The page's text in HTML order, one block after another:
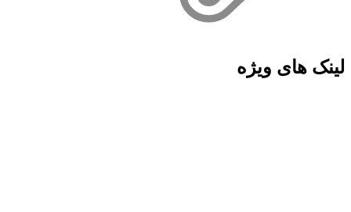
لینک های ویژه